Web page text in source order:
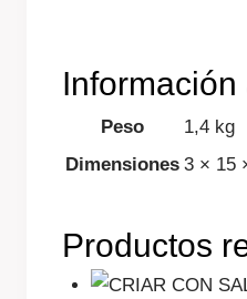
Información
Peso
1,4 kg
Dimensiones 3 × 15
Productos